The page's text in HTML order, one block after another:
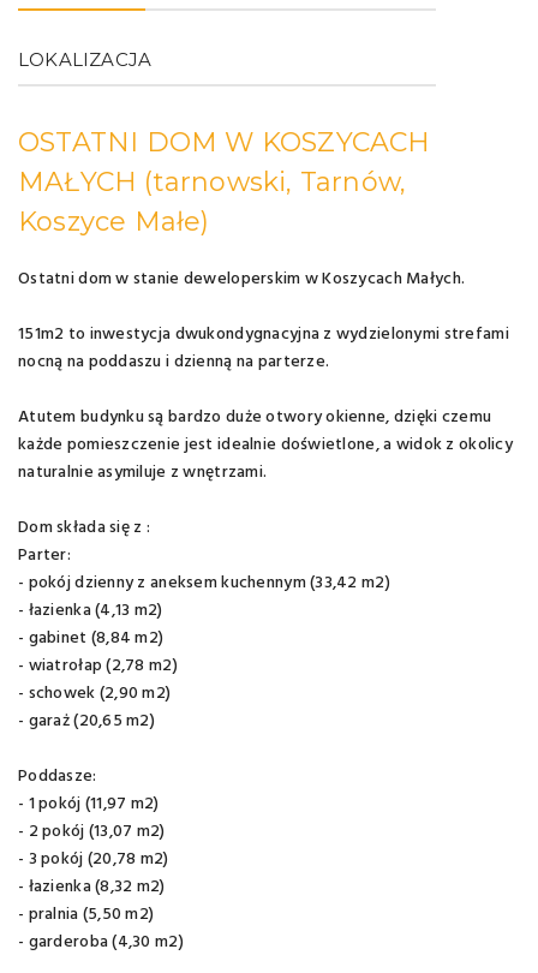
LOKALIZACJA
OSTATNI DOM W KOSZYCACH
MAŁYCH (tarnowski, Tarnów,
Koszyce Małe)
Ostatni dom w stanie deweloperskim w Koszycach Małych.
151m2 to inwestycja dwukondygnacyjna z wydzielonymi strefami
nocną na poddaszu i dzienną na parterze.
Atutem budynku są bardzo duże otwory okienne, dzięki czemu
każde pomieszczenie jest idealnie doświetlone, a widok z okolicy
naturalnie asymiluje z wnętrzami.
Dom składa się z :
Parter:
- pokój dzienny z aneksem kuchennym (33,42 m2)
- łazienka (4,13 m2)
- gabinet (8,84 m2)
- wiatrołap (2,78 m2)
- schowek (2,90 m2)
- garaż (20,65 m2)
Poddasze:
- 1 pokój (11,97 m2)
- 2 pokój (13,07 m2)
- 3 pokój (20,78 m2)
- łazienka (8,32 m2)
- pralnia (5,50 m2)
- garderoba (4,30 m2)